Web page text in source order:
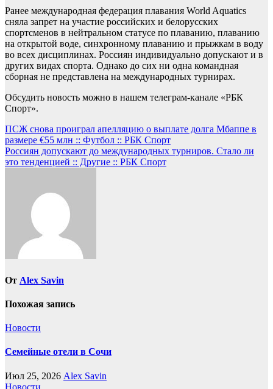
Ранее международная федерация плавания World Aquatics
сняла запрет на участие российских и белорусских
спортсменов в нейтральном статусе по плаванию, плаванию
на открытой воде, синхронному плаванию и прыжкам в воду
во всех дисциплинах. Россиян индивидуально допускают и в
других видах спорта. Однако до сих ни одна командная
сборная не предcтавлена на международных турнирах.
Обсудить новость можно в нашем телеграм-канале «РБК
Спорт».
Навигация
по
записям
ПСЖ снова проиграл апелляцию о выплате долга Мбаппе в
размере €55 млн :: Футбол :: РБК Спорт
Россиян допускают до международных турниров. Стало ли
это тенденцией :: Другие :: РБК Спорт
От Alex Savin
Похожая запись
Новости
Семейные отели в Сочи
Июл 25, 2026 Alex Savin
Новости